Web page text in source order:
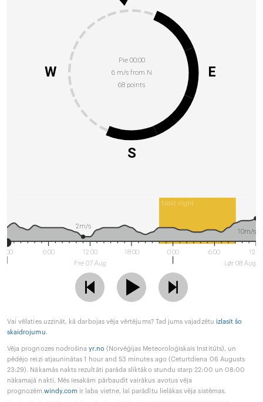
Pie 00:00
6 m/s from N
68 points
E
S
W
Next night
0:00 6:00
12:00
Fre 07 Aug
18:00 0:00 6:00
Lør 08 Aug
10m/s
2m/s
Vai vēlaties uzzināt, kā darbojas vēja vērtējums? Tad jums vajadzētu izlasīt šo
skaidrojumu.
Vēja prognozes nodrošinayr.no (Norvēģijas Meteoroloģiskais Institūts), un
pēdējo reizi atjauninātas 1 hour and 53 minutes ago (Ceturtdiena 06 Augusts
23:29). Nākamās nakts rezultāti parāda sliktāko stundu starp 22:00 un 08:00
nākamajā naktī. Mēs iesakām pārbaudīt vairākus avotus vēja
prognozēm.windy.com ir laba vietne, lai parādītu lielākas vēja sistēmas.